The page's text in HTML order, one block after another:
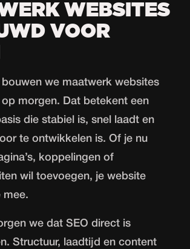
WEBSITES
VOOR
we maatwerk websites
morgen. Dat betekent een
die stabiel is, snel laadt en
te ontwikkelen is. Of je nu
koppelingen of
wil toevoegen, je website
mee.
we dat SEO direct is
Structuur, laadtijd en content